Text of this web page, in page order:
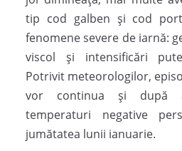
tip cod galben și cod
fenomene severe de iarnă:
viscol și intensificări
Potrivit meteorologilor,
vor continua și după
temperaturi negative
jumătatea lunii ianuarie.